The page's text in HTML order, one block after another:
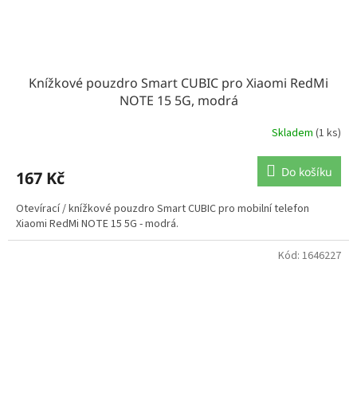
Knížkové pouzdro Smart CUBIC pro Xiaomi RedMi
NOTE 15 5G, modrá
Skladem (1 ks)
167 Kč Do košíku
Otevírací / knížkové pouzdro Smart CUBIC pro mobilní telefon
Xiaomi RedMi NOTE 15 5G - modrá.
Kód: 1646227